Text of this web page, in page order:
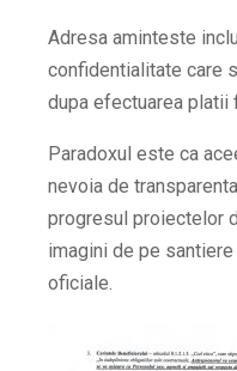
Adresa aminteste
confidentialitate care
dupa efectuarea platii
Paradoxul este ca
nevoia de
progresul proiectelor
imagini de pe
oficiale.